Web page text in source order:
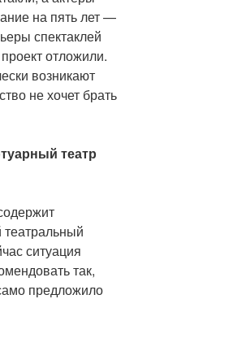
на пять лет —
спектаклей
отложили.
возникают
не хочет брать
театр
театральный
ситуация
так,
предложило